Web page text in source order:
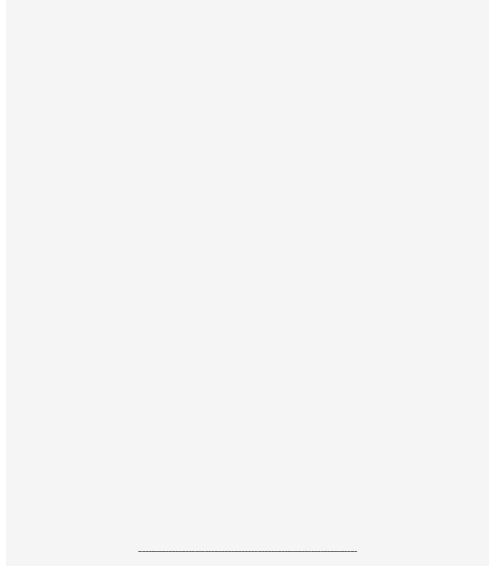
------------------------------------------------------------------